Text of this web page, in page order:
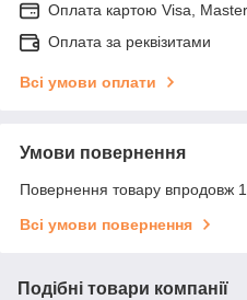
Оплата картою Visa,
Оплата за реквізитами
Всі умови оплати
Умови повернення
Повернення товару впродовж
Всі умови повернення
Подібні товари компанії